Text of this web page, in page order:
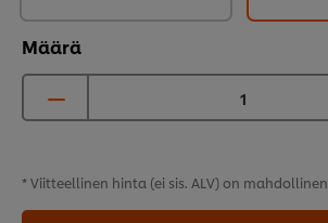
Määrä
* Viitteellinen hinta (ei sis. ALV) on mahdollinen